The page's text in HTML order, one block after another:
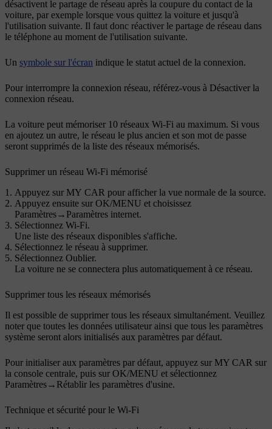
désactivent le partage de réseau après la coupure du contact de la
voiture, par exemple lorsque vous quittez la voiture et jusqu'à
l'utilisation suivante. Il faut donc réactiver le partage de réseau dans
le téléphone au moment de l'utilisation suivante.
Un symbole sur l'écran indique le statut actuel de la connexion.
Pour interrompre la connexion réseau, référez-vous à Désactiver la
connexion réseau.
La voiture peut mémoriser 10 réseaux Wi-Fi au maximum. Si vous
en ajoutez un autre, le réseau le plus ancien et son mot de passe
seront supprimés de la liste des réseaux mémorisés.
Supprimer un réseau Wi-Fi mémorisé
Appuyez sur MY CAR pour afficher la vue normale de la source.
Appuyez ensuite sur OK/MENU et choisissez
Paramètres→ Paramètres internet.
Sélectionnez Wi-Fi.
Une liste des réseaux disponibles s'affiche.
Sélectionnez le réseau à supprimer.
Sélectionnez Oublier.
La voiture ne se connectera plus automatiquement à ce réseau.
Supprimer tous les réseaux mémorisés
Il est possible de supprimer tous les réseaux simultanément. Veuillez
noter que toutes les données utilisateur ainsi que tous les paramètres
système seront alors initialisés aux paramètres par défaut.
Pour initialiser aux paramètres par défaut, appuyez sur MY CAR sur
la console centrale, puis sur OK/MENU et sélectionnez
Paramètres→ Rétablir les paramètres d'usine.
Technique et sécurité pour le Wi-Fi